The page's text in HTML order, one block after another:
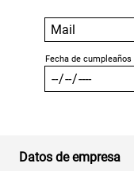
Datos de empresa